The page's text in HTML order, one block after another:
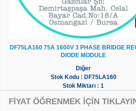
DF75LA160 75A 1600V 3 PHASE BRIDGE
DIODE MODULE
Diğer
Stok Kodu : DF75LA160
Stok Miktarı : 1
FİYAT ÖĞRENMEK İÇİN